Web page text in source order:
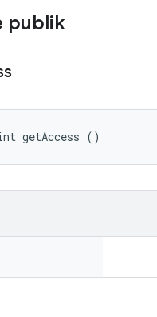
publik
getAccess ()